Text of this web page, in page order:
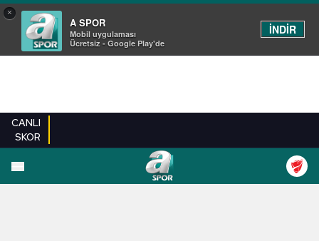
×
A SPOR
Mobil uygulaması
Ücretsiz - Google Play'de
İNDİR
CANLI
SKOR